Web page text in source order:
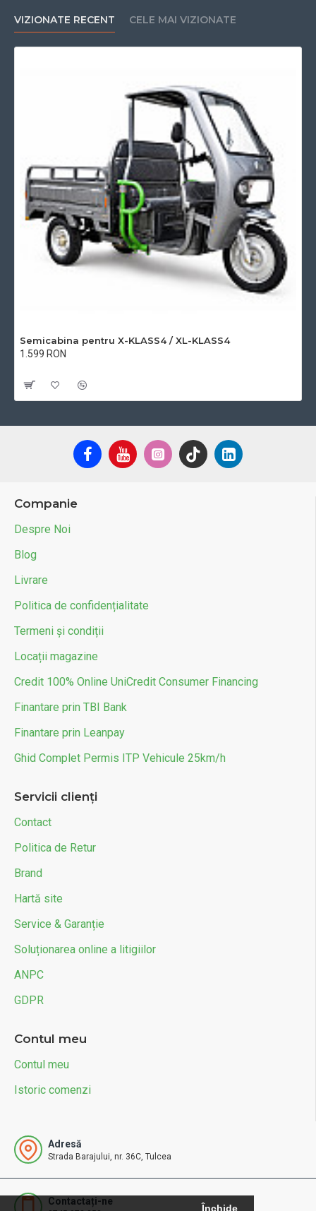
Închide
VIZIONATE RECENT CELE MAI VIZIONATE
Semicabina pentru X-KLASS4 / XL-KLASS4
1.599 RON
Companie
Despre Noi
Blog
Livrare
Politica de confidențialitate
Termeni și condiții
Locații magazine
Credit 100% Online UniCredit Consumer Financing
Finantare prin TBI Bank
Finantare prin Leanpay
Ghid Complet Permis ITP Vehicule 25km/h
Servicii clienți
Contact
Politica de Retur
Brand
Hartă site
Service & Garanție
Soluționarea online a litigiilor
ANPC
GDPR
Contul meu
Contul meu
Istoric comenzi
Adresă
Strada Barajului, nr. 36C, Tulcea
Contactați-ne